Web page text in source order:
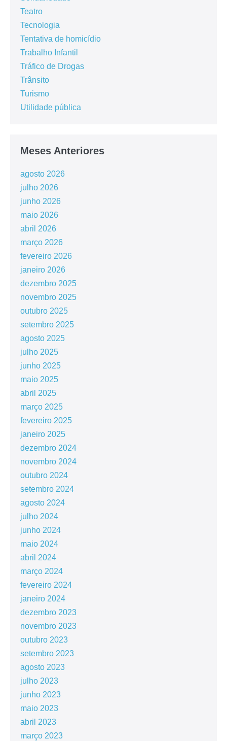
Teatro
Tecnologia
Tentativa de homicídio
Trabalho Infantil
Tráfico de Drogas
Trânsito
Turismo
Utilidade pública
Meses Anteriores
agosto 2026
julho 2026
junho 2026
maio 2026
abril 2026
março 2026
fevereiro 2026
janeiro 2026
dezembro 2025
novembro 2025
outubro 2025
setembro 2025
agosto 2025
julho 2025
junho 2025
maio 2025
abril 2025
março 2025
fevereiro 2025
janeiro 2025
dezembro 2024
novembro 2024
outubro 2024
setembro 2024
agosto 2024
julho 2024
junho 2024
maio 2024
abril 2024
março 2024
fevereiro 2024
janeiro 2024
dezembro 2023
novembro 2023
outubro 2023
setembro 2023
agosto 2023
julho 2023
junho 2023
maio 2023
abril 2023
março 2023